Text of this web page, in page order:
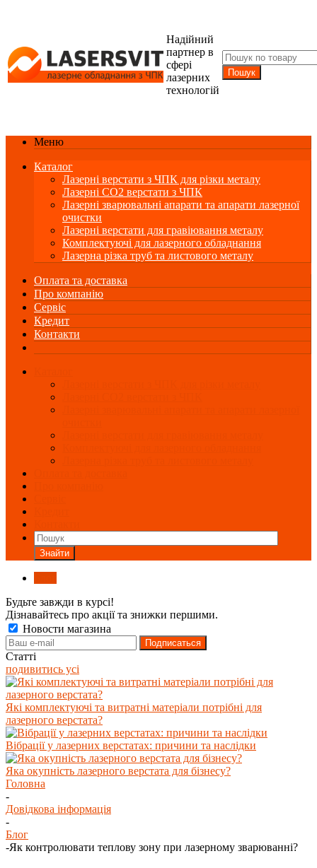
Надійний
партнер в
сфері
лазерних
технологій
Меню
Каталог
Лазерні верстати з ЧПК для різки металу
Лазерні СО2 верстати з ЧПК
Лазерні зварювальні апарати та апарати лазерної
очистки
Лазерні верстати для гравіювання металу
Комплектуючі для лазерного обладнання
Лазерна різка труб та листового металу
Оплата та доставка
Про компанію
Сервіс
Кредит
Контакти
Знайти
Будьте завжди в курсі!
Дізнавайтесь про акції та знижки першими.
Новости магазина
Статті
подивитись усі
Які комплектуючі та витратні матеріали потрібні для
лазерного верстата?
Вібрації у лазерних верстатах: причини та наслідки
Яка окупність лазерного верстата для бізнесу?
Головна
-
Довідкова інформація
-
Блог
-Як контролювати теплову зону при лазерному зварюванні?